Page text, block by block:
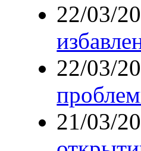
22/03/
22/03/
21/03/